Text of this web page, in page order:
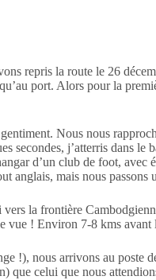
repris la route le 26
port. Alors pour la
Nous nous
secondes, j’atterris dans
d’un club de foot,
anglais, mais nous passons
la frontière
vue ! Environ 7-8 kms
!), nous arrivons au
que celui que nous